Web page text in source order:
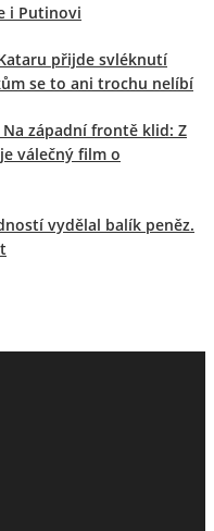
i Putinovi
přijde svléknutí
se to ani trochu nelíbí
západní frontě klid: Z
válečný film o
vydělal balík peněz.